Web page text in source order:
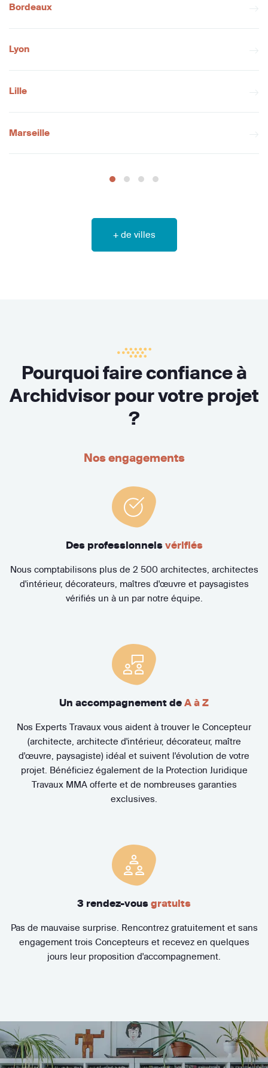
Bordeaux
Lyon
Lille
Marseille
+ de villes
Pourquoi faire confiance à
Archidvisor pour votre projet
?
Nos engagements
Des professionnels vérifiés
Nous comptabilisons plus de 2 500 architectes, architectes
d'intérieur, décorateurs, maîtres d'œuvre et paysagistes
vérifiés un à un par notre équipe.
Un accompagnement de A à Z
Nos Experts Travaux vous aident à trouver le Concepteur
(architecte, architecte d'intérieur, décorateur, maître
d'œuvre, paysagiste) idéal et suivent l'évolution de votre
projet. Bénéficiez également de la Protection Juridique
Travaux MMA offerte et de nombreuses garanties
exclusives.
3 rendez-vous gratuits
Pas de mauvaise surprise. Rencontrez gratuitement et sans
engagement trois Concepteurs et recevez en quelques
jours leur proposition d'accompagnement.